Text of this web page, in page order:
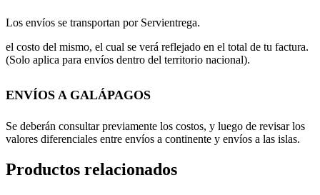
Los envíos se transportan por Servientrega.
el costo del mismo, el cual se verá reflejado en el total de tu factura.
(Solo aplica para envíos dentro del territorio nacional).
ENVÍOS A GALÁPAGOS
Se deberán consultar previamente los costos, y luego de revisar los
valores diferenciales entre envíos a continente y envíos a las islas.
Productos relacionados